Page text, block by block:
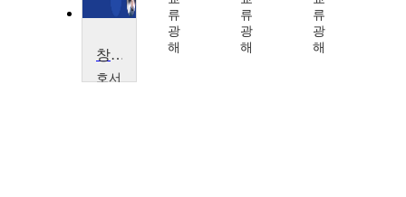
류
광
해
류
광
해
류
광
해
창업과 법률
호서